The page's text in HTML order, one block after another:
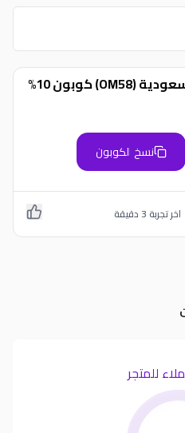
كود خصم لاكوست السعودية (OM58) كوبون 10%
نسخ الكوبون
اخر تجربة 3دقيقة
للمتجر